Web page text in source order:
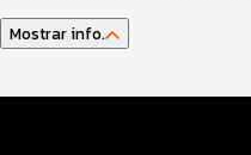
Mostrar info.